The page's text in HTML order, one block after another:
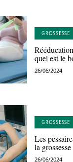
GROSSESSE
quel est le
26/06/2024
GROSSESSE
Les
la
26/06/2024